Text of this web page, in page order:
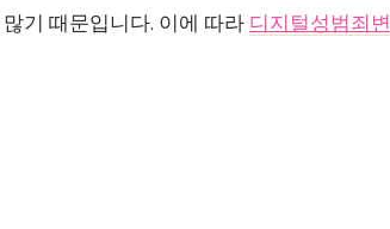
기 때문입니다. 이에 따라 디지털성범죄변